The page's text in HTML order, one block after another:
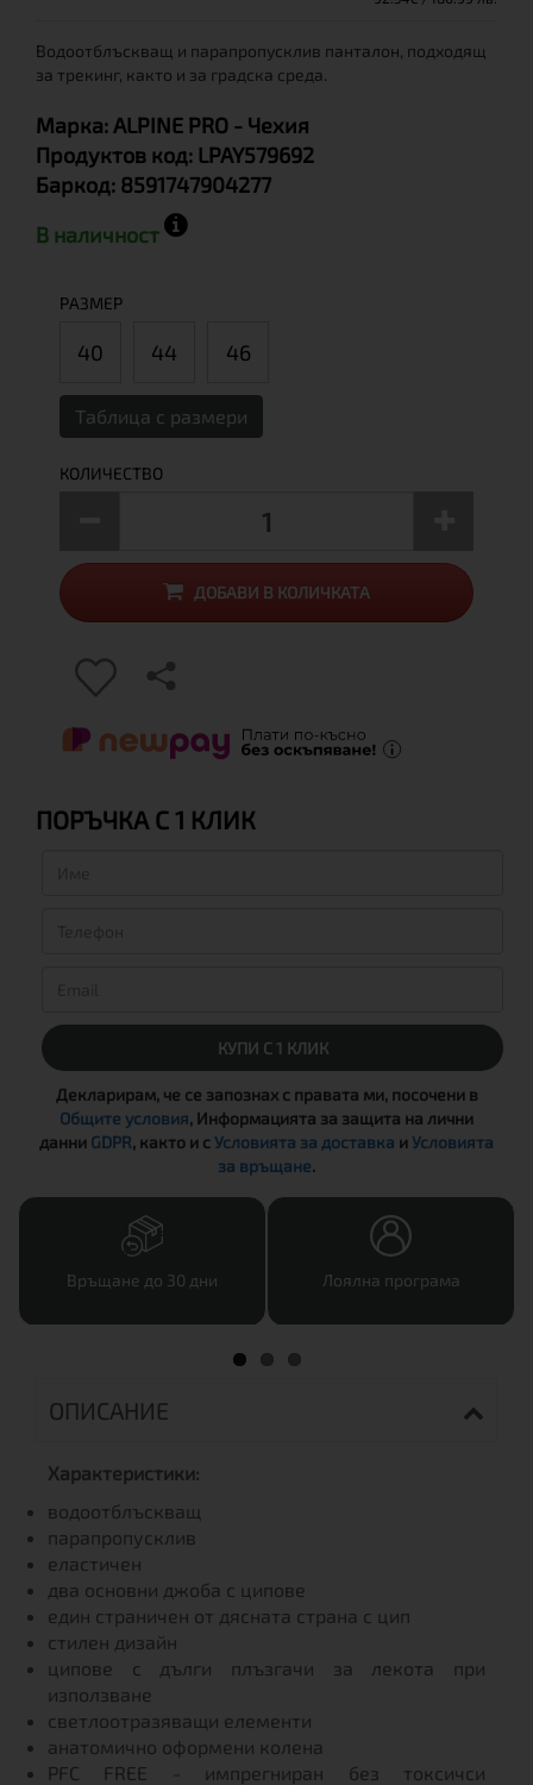
Водоотблъскващ и парапропусклив панталон, подходящ
за трекинг, както и за градска среда.
Марка: ALPINE PRO - Чехия
Продуктов код: LPAY579692
Баркод: 8591747904277
В наличност
РАЗМЕР
40 44 46
Таблица с размери
КОЛИЧЕСТВО
ДОБАВИ В КОЛИЧКАТА
ПОРЪЧКА С 1 КЛИК
КУПИ С 1 КЛИК
Декларирам, че се запознах с правата ми, посочени в
Общите условия, Информацията за защита на лични
данни GDPR, както и сУсловията за доставка иУсловията
за връщане.
Връщане до 30 дни Лоялна програма
ОПИСАНИЕ
Характеристики:
водоотблъскващ
парапропусклив
еластичен
два основни джоба с ципове
един страничен от дясната страна с цип
стилен дизайн
ципове с дълги плъзгачи за лекота при
използване
светлоотразяващи елементи
анатомично оформени колена
PFC FREE - импрегниран без токсичси